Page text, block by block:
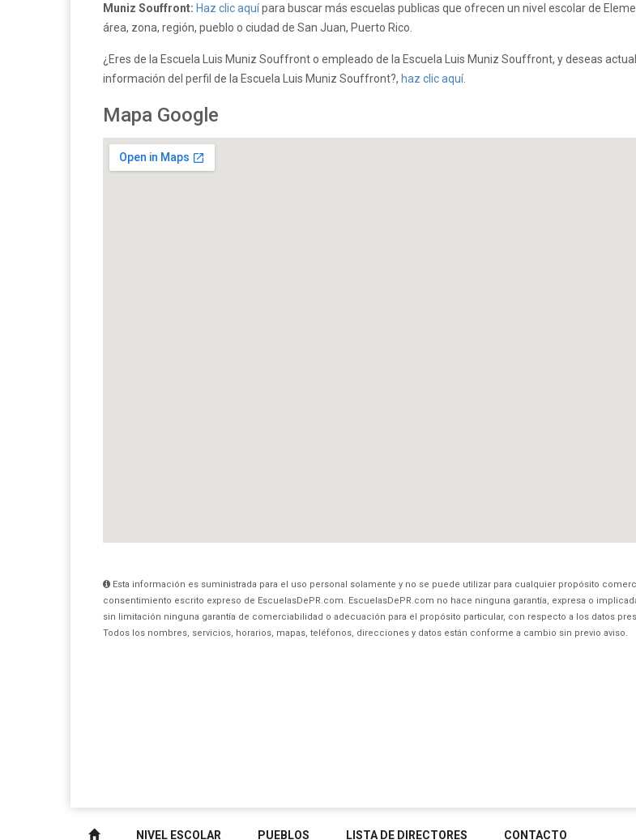
Muniz Souffront: Haz clic aquípara buscar más escuelas publicas que ofrecen un nivel escolar de
área, zona, región, pueblo o ciudad de San Juan, Puerto Rico.
¿Eres de la Escuela Luis Muniz Souffront o empleado de la Escuela Luis Muniz Souffront, y deseas
información del perfil de la Escuela Luis Muniz Souffront?, haz clic aquí.
Mapa Google
Esta información es suministrada para el uso personal solamente y no se puede utilizar para cualquier propósito
consentimiento escrito expreso de EscuelasDePR.com. EscuelasDePR.com no hace ninguna garantía, expresa o
sin limitación ninguna garantía de comerciabilidad o adecuación para el propósito particular, con respecto a los datos
Todos los nombres, servicios, horarios, mapas, teléfonos, direcciones y datos están conforme a cambio sin previo aviso.
NIVEL ESCOLAR PUEBLOS LISTA DE DIRECTORES CONTACTO